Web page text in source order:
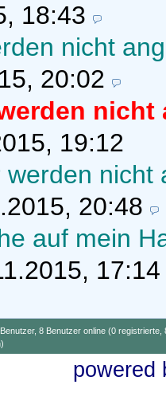
18:43
nicht
20:02
nicht
19:12
werden nicht
20:48
auf mein
17:14
8 Benutzer online (0 registrierte,
powered